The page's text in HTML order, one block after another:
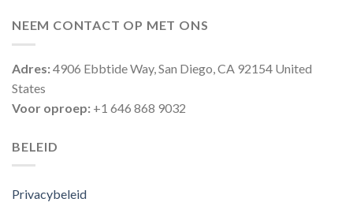
NEEM CONTACT OP MET ONS
Adres:4906 Ebbtide Way, San Diego, CA 92154 United
States
Voor oproep: +1 646 868 9032
BELEID
Privacybeleid